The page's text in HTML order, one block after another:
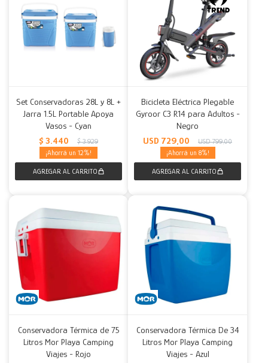
Set Conservadoras 28L y 8L +
Jarra 1.5L Portable Apoya
Vasos - Cyan
$ 3.440 $ 3.929
12
Bicicleta Eléctrica Plegable
Gyroor C3 R14 para Adultos -
Negro
USD 729,00 USD 799,00
8
Conservadora Térmica de 75
Litros Mor Playa Camping
Viajes - Rojo
Conservadora Térmica De 34
Litros Mor Playa Camping
Viajes - Azul